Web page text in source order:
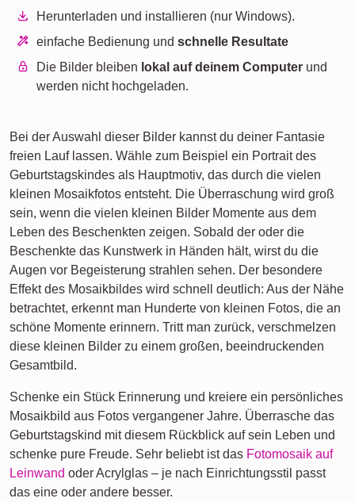
Herunterladen und installieren (nur Windows).
einfache Bedienung undschnelle Resultate
Die Bilder bleiben lokal auf deinem Computer und
werden nicht hochgeladen.
Bei der Auswahl dieser Bilder kannst du deiner Fantasie
freien Lauf lassen. Wähle zum Beispiel ein Portrait des
Geburtstagskindes als Hauptmotiv, das durch die vielen
kleinen Mosaikfotos entsteht. Die Überraschung wird groß
sein, wenn die vielen kleinen Bilder Momente aus dem
Leben des Beschenkten zeigen. Sobald der oder die
Beschenkte das Kunstwerk in Händen hält, wirst du die
Augen vor Begeisterung strahlen sehen. Der besondere
Effekt des Mosaikbildes wird schnell deutlich: Aus der Nähe
betrachtet, erkennt man Hunderte von kleinen Fotos, die an
schöne Momente erinnern. Tritt man zurück, verschmelzen
diese kleinen Bilder zu einem großen, beeindruckenden
Gesamtbild.
Schenke ein Stück Erinnerung und kreiere ein persönliches
Mosaikbild aus Fotos vergangener Jahre. Überrasche das
Geburtstagskind mit diesem Rückblick auf sein Leben und
schenke pure Freude. Sehr beliebt ist das Fotomosaik auf
Leinwand oder Acrylglas – je nach Einrichtungsstil passt
das eine oder andere besser.